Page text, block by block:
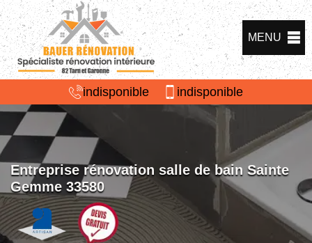
MENU
indisponible indisponible
Entreprise rénovation salle de bain Sainte
Gemme 33580